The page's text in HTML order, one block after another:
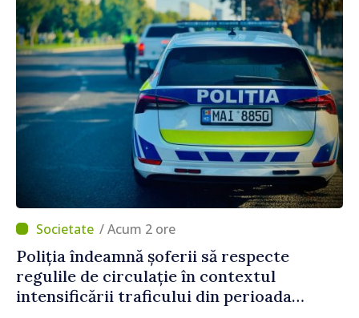
/ Acum 2 ore
Poliția îndeamnă șoferii să respecte
regulile de circulație în contextul
intensificării traficului din perioada